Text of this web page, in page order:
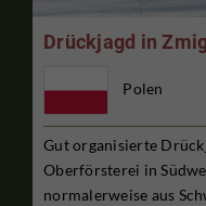
Drückjagd in
Polen
Gut organisierte
Oberförsterei in
normalerweise aus